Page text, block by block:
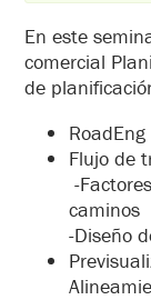
En este
comercial
de
Flujo de
-
caminos
-Diseño